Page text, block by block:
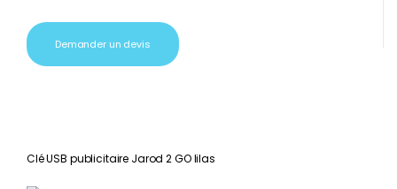
Demander un devis
Clé USB publicitaire Jarod 2 GO lilas